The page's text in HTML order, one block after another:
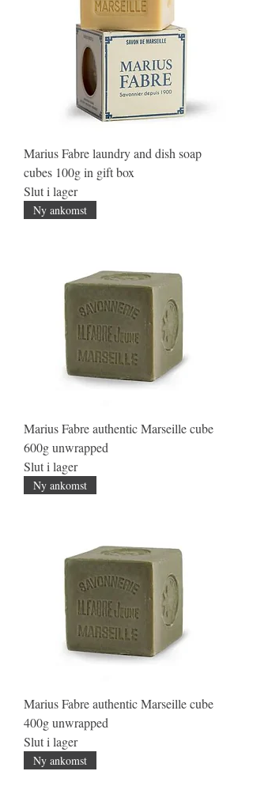
Marius Fabre laundry and dish soap
cubes 100g in gift box
Slut i lager
Ny ankomst
Marius Fabre authentic Marseille cube
600g unwrapped
Slut i lager
Ny ankomst
Marius Fabre authentic Marseille cube
400g unwrapped
Slut i lager
Ny ankomst